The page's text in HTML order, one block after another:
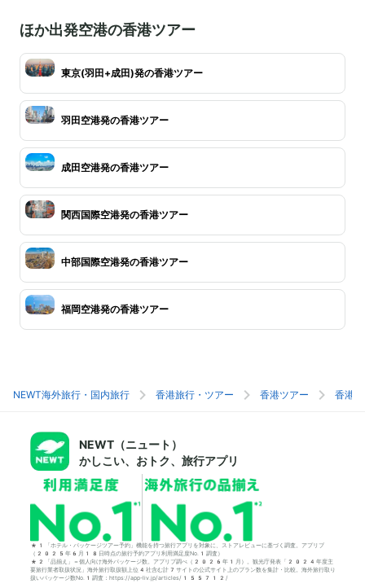
ほか出発空港の香港ツアー
東京(羽田+成田)発の香港ツアー
羽田空港発の香港ツアー
成田空港発の香港ツアー
関西国際空港発の香港ツアー
中部国際空港発の香港ツアー
福岡空港発の香港ツアー
NEWT海外旅行・国内旅行 香港旅行・ツアー 香港ツアー 香港
NEWT（ニュート）
かしこい、おトク、旅行アプリ
*1「ホテル・パッケージツアー予約」機能を持つ旅行アプリを対象に、ストアレビューに基づく調査。アプリブ
（2025年6月18日時点の旅行予約アプリ利用満足度No.1調査）
*2「品揃え」＝個人向け海外パッケージ数。アプリブ調べ（2026年1月）。観光庁発表「2024年度主
要旅行業者取扱状況」海外旅行取扱額上位4社含む計7サイトの公式サイト上のプラン数を集計・比較。海外旅行取り
扱いパッケージ数No.1調査：https://app-liv.jp/articles/155712/